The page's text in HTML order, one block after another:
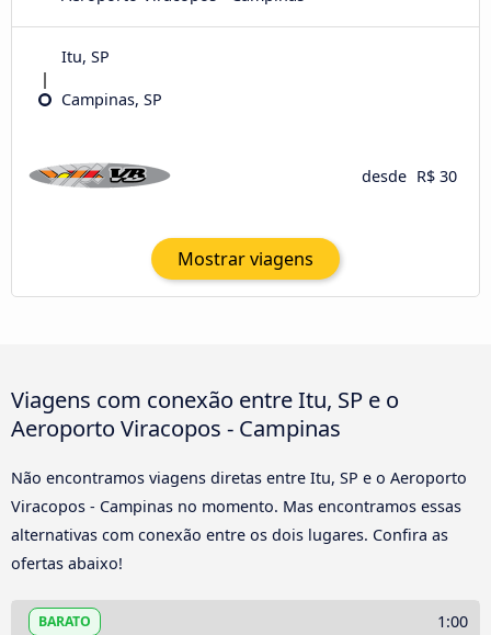
Itu, SP
Campinas, SP
desde R$ 30
Mostrar viagens
Viagens com conexão entre Itu, SP e o
Aeroporto Viracopos - Campinas
Não encontramos viagens diretas entre Itu, SP e o Aeroporto
Viracopos - Campinas no momento. Mas encontramos essas
alternativas com conexão entre os dois lugares. Confira as
ofertas abaixo!
BARATO 1:00